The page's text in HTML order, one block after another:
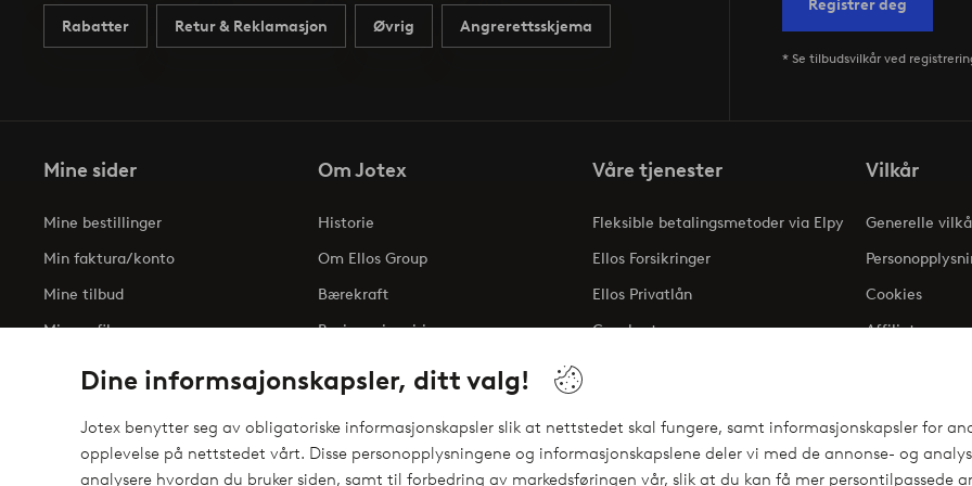
Dine informsajonskapsler, ditt valg!
Jotex benytter seg av obligatoriske informasjonskapsler slik at nettstedet skal fungere, samt informasjonskapsler for
opplevelse på nettstedet vårt. Disse personopplysningene og informasjonskapslene deler vi med de annonse- og
analysere hvordan du bruker siden, samt til forbedring av markedsføringen vår, slik at du kan få mer persontilpassede
Rabatter Retur & Reklamasjon Øvrig Angrerettsskjema
Registrer deg
* Se tilbudsvilkår ved
Mine sider
Mine bestillinger
Min faktura/konto
Mine tilbud
Min profil
Om Jotex
Historie
Om Ellos Group
Bærekraft
Business inquiries
Tilgjengelighetserklæring
Våre tjenester
Fleksible betalingsmetoder via Elpy
Ellos Forsikringer
Ellos Privatlån
Gavekort
Vilkår
Generelle
Cookies
Affiliate
Sikre betalinger - Betal direkte eller del opp